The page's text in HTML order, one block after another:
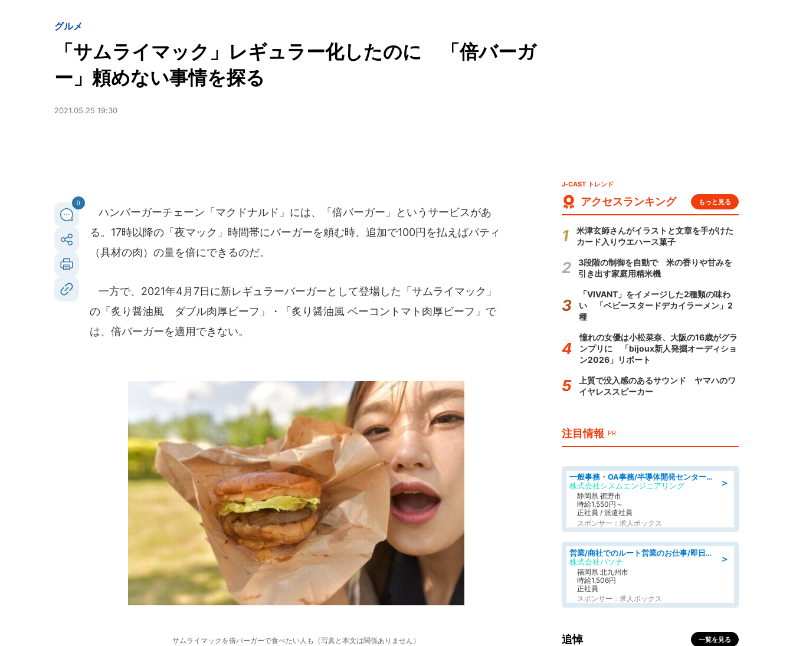
グルメ
「サムライマック」レギュラー化したのに 「倍バーガ
ー」頼めない事情を探る
2021.05.25 19:30
0
ハンバーガーチェーン「マクドナルド」には、「倍バーガー」というサービスがあ
る。17時以降の「夜マック」時間帯にバーガーを頼む時、追加で100円を払えばパティ
（具材の肉）の量を倍にできるのだ。
一方で、2021年4月7日に新レギュラーバーガーとして登場した「サムライマック」
の「炙り醤油風 ダブル肉厚ビーフ」・「炙り醤油風 ベーコントマト肉厚ビーフ」で
は、倍バーガーを適用できない。
サムライマックを倍バーガーで食べたい人も（写真と本文は関係ありません）
J-CAST トレンド
アクセスランキング もっと見る
米津玄師さんがイラストと文章を手がけた
カード入りウエハース菓子
3段階の制御を自動で 米の香りや甘みを
引き出す家庭用精米機
「VIVANT」をイメージした2種類の味わ
い 「ベビースタードデカイラーメン」2
種
憧れの女優は小松菜奈、大阪の16歳がグラ
ンプリに 「bijoux新人発掘オーディショ
ン2026」リポート
上質で没入感のあるサウンド ヤマハのワ
イヤレススピーカー
注目情報 PR
＞
一般事務・OA事務/半導体開発センター内で事務&軽作業スタッフ、募集
株式会社シスムエンジニアリング
静岡県 裾野市
時給1,550円～
正社員 / 派遣社員
スポンサー：求人ボックス
＞
営業/商社でのルート営業のお仕事/即日勤務可/車通勤可/営業
株式会社パソナ
福岡県 北九州市
時給1,506円
正社員
スポンサー：求人ボックス
追悼 一覧を見る